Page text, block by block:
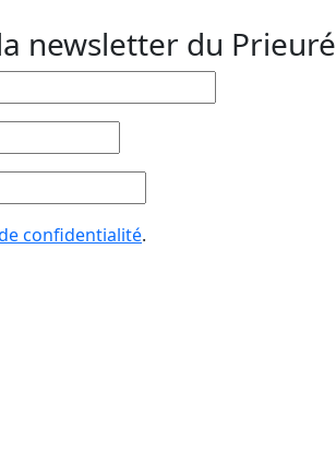
newsletter du Prieuré
confidentialité.